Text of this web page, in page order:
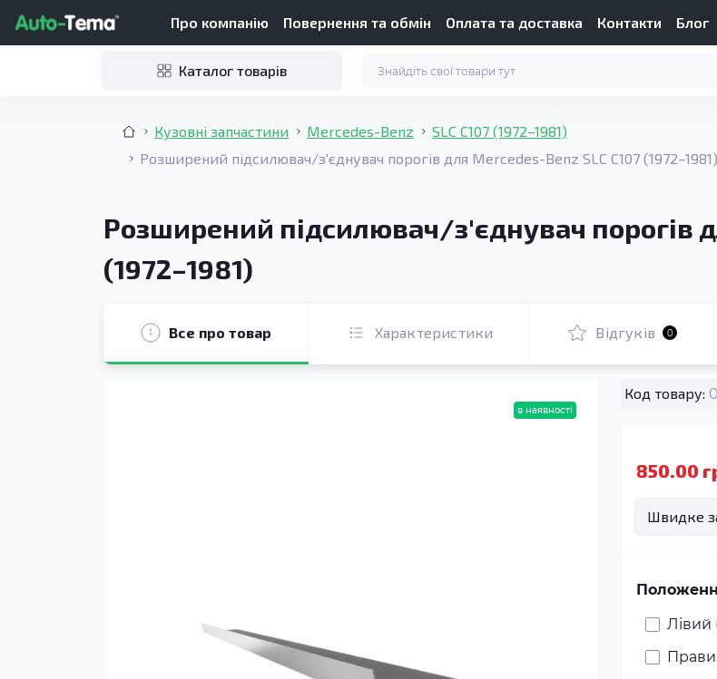
Про компанію Повернення та обмін Оплата та доставка Контакти Блог
Каталог товарів
Кузовні запчастини Mercedes-Benz
SLC C107 (1972–1981)
Розширений підсилювач/з'єднувач порогів для Mercedes-Benz SLC C107 (1972–1981)
Розширений підсилювач/з'єднувач порогів
(1972–1981)
Все про товар Характеристики Відгуків 0
в наявності
Код товару:
850.00
Швидке
Лівий